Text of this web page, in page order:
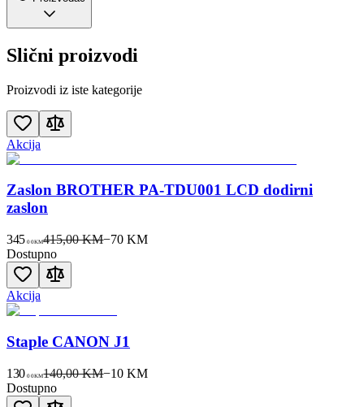
Slični proizvodi
Proizvodi iz iste kategorije
Akcija
Zaslon BROTHER PA-TDU001 LCD dodirni
zaslon
345 00KM415,00 KM−70 KM
Dostupno
Akcija
Staple CANON J1
130 00KM140,00 KM−10 KM
Dostupno